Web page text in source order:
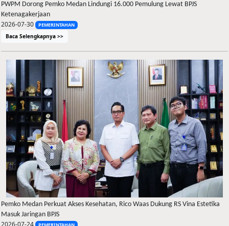
PWPM Dorong Pemko Medan Lindungi 16.000 Pemulung Lewat BPJS
Ketenagakerjaan
2026-07-30 PEMERINTAHAN
Baca Selengkapnya >>
Pemko Medan Perkuat Akses Kesehatan, Rico Waas Dukung RS Vina Estetika
Masuk Jaringan BPJS
2026-07-24